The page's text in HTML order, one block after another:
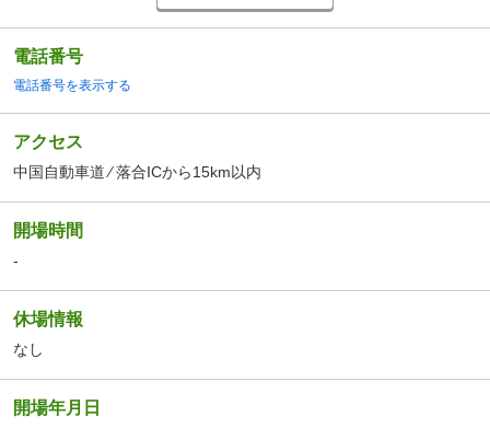
電話番号
電話番号を表示する
アクセス
中国自動車道 ⁄ 落合ICから15km以内
開場時間
-
休場情報
なし
開場年月日